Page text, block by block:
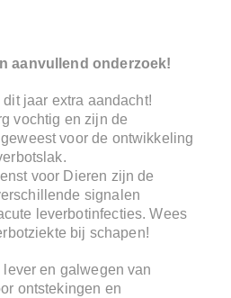
aanvullend onderzoek!
jaar extra aandacht!
vochtig en zijn de
voor de ontwikkeling
voor Dieren zijn de
signalen
leverbotinfecties. Wees
bij schapen!
lever en galwegen van
ontstekingen en